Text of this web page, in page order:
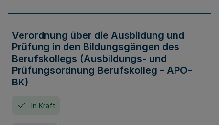
Verordnung über die Ausbildung und
Prüfung in den Bildungsgängen des
Berufskollegs (Ausbildungs- und
Prüfungsordnung Berufskolleg - APO-
BK)
In Kraft